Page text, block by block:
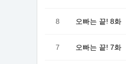
8 오빠는 끝! 8화
7 오빠는 끝! 7화